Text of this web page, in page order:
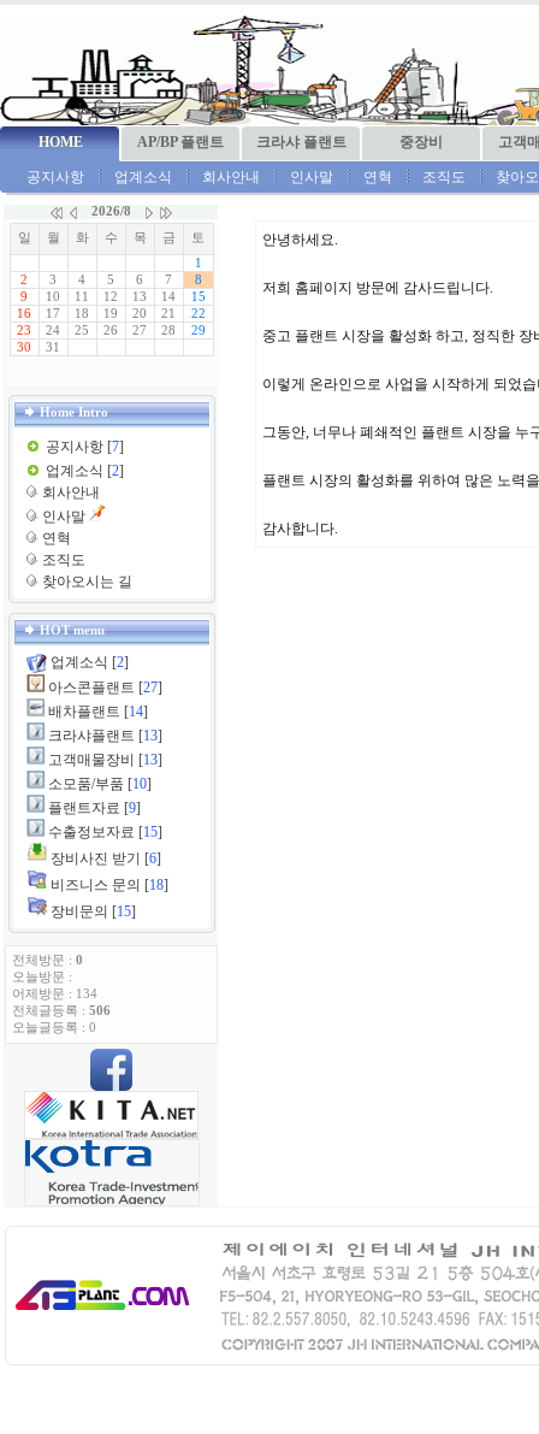
HOME AP/BP 플랜트 크라샤 플랜트 중장비 고객
공지사항 업계소식 회사안내 인사말 연혁 조직도 찾아
Home Intro
공지사항[7]
업계소식 [2]
회사안내
인사말
연혁
조직도
찾아오시는 길
HOT menu
업계소식 [2]
아스콘플랜트 [27]
배차플랜트 [14]
크라샤플랜트 [13]
고객매물장비 [13]
소모품/부품 [10]
플랜트자료 [9]
수출정보자료 [15]
장비사진 받기 [6]
비즈니스 문의 [18]
장비문의 [15]
전체방문 : 0
오늘방문 :
어제방문 : 134
전체글등록 : 506
오늘글등록 : 0
안녕하세요.
저희 홈페이지 방문에 감사드립니다.
중고 플랜트 시장을 활성화 하고, 정직한
이렇게 온라인으로 사업을 시작하게 되었
그동안, 너무나 폐쇄적인 플랜트 시장을 누
플랜트 시장의 활성화를 위하여 많은 노력
감사합니다.